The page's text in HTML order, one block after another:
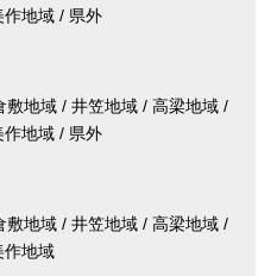
地域 / 県外
地域 / 井笠地域 / 高梁地域 /
地域 / 県外
地域 / 井笠地域 / 高梁地域 /
作地域